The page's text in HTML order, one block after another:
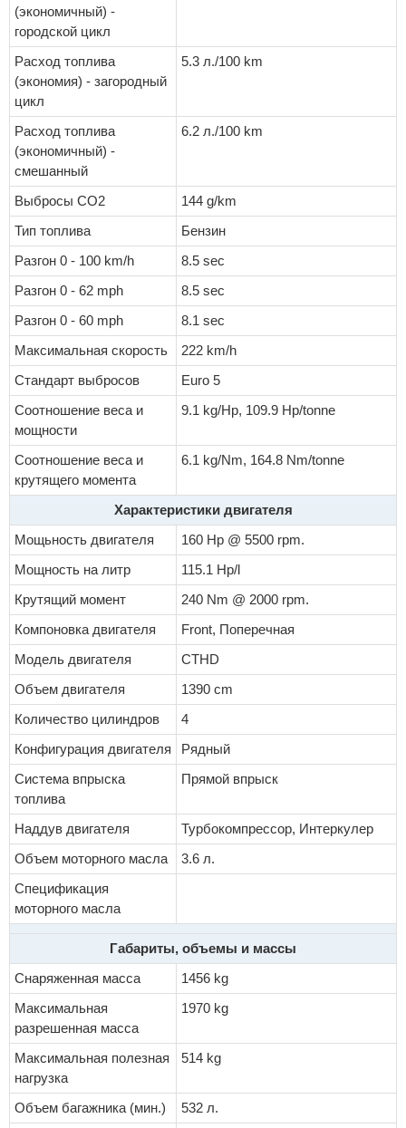
(экономичный) -
городской цикл
Расход топлива
(экономия) - загородный
цикл
5.3 л./100 km
Расход топлива
(экономичный) -
смешанный
6.2 л./100 km
Выбросы CO2
144 g/km
Тип топлива
Бензин
Разгон 0 - 100 km/h
8.5 sec
Разгон 0 - 62 mph
8.5 sec
Разгон 0 - 60 mph
8.1 sec
Максимальная скорость
222 km/h
Стандарт выбросов
Euro 5
Соотношение веса и
мощности
9.1 kg/Hp, 109.9 Hp/tonne
Соотношение веса и
крутящего момента
6.1 kg/Nm, 164.8 Nm/tonne
Характеристики двигателя
Мощьность двигателя
160 Hp @ 5500 rpm.
Мощность на литр
115.1 Hp/l
Крутящий момент
240 Nm @ 2000 rpm.
Компоновка двигателя
Front, Поперечная
Модель двигателя
CTHD
Объем двигателя
1390 cm
Количество цилиндров
4
Конфигурация двигателя
Рядный
Система впрыска
топлива
Прямой впрыск
Наддув двигателя
Турбокомпрессор, Интеркулер
Объем моторного масла
3.6 л.
Спецификация
моторного масла
Габариты, объемы и массы
Снаряженная масса
1456 kg
Максимальная
разрешенная масса
1970 kg
Максимальная полезная
нагрузка
514 kg
Объем багажника (мин.)
532 л.